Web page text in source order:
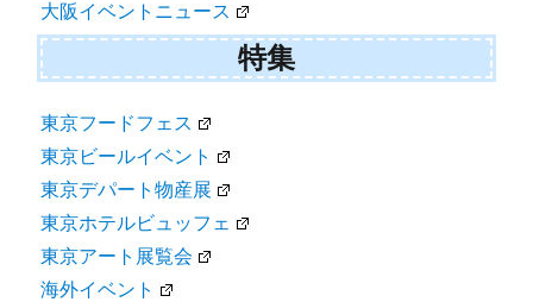
大阪イベントニュース
特集
東京フードフェス
東京ビールイベント
東京デパート物産展
東京ホテルビュッフェ
東京アート展覧会
海外イベント